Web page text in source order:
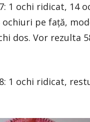
1 ochi ridicat, 14
ochiuri pe față,
dos. Vor rezulta
1 ochi ridicat,